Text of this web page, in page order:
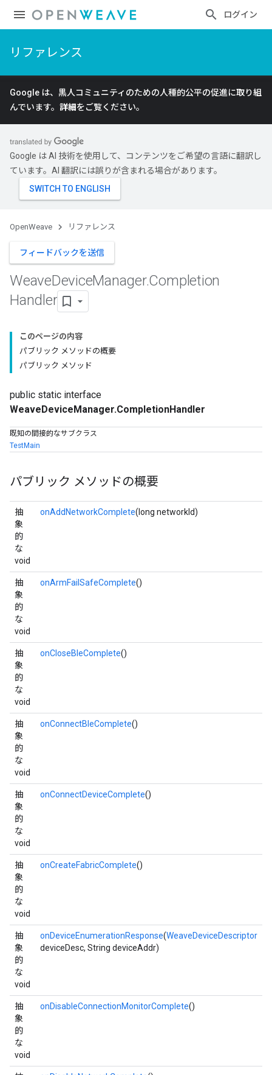
ログイン
リファレンス
Google は、黒人コミュニティのための人種的公平の促進に取り組
んでいます。 詳細をご覧ください。
Google は AI 技術を使用して、コンテンツをご希望の言語に翻訳し
ています。AI 翻訳には誤りが含まれる場合があります。
OpenWeave リファレンス
フィードバックを送信
WeaveDeviceManager.Completion
Handler
このページの内容
パブリック メソッドの概要
パブリック メソッド
public static interface
WeaveDeviceManager.CompletionHandler
既知の間接的なサブクラス
TestMain
パブリック メソッドの概要
抽
象
的
な
void
onAddNetworkComplete(long networkId)
抽
象
的
な
void
onArmFailSafeComplete()
抽
象
的
な
void
onCloseBleComplete()
抽
象
的
な
void
onConnectBleComplete()
抽
象
的
な
void
onConnectDeviceComplete()
抽
象
的
な
void
onCreateFabricComplete()
抽
象
的
な
void
onDeviceEnumerationResponse(WeaveDeviceDescriptor
deviceDesc, String deviceAddr)
抽
象
的
な
void
onDisableConnectionMonitorComplete()